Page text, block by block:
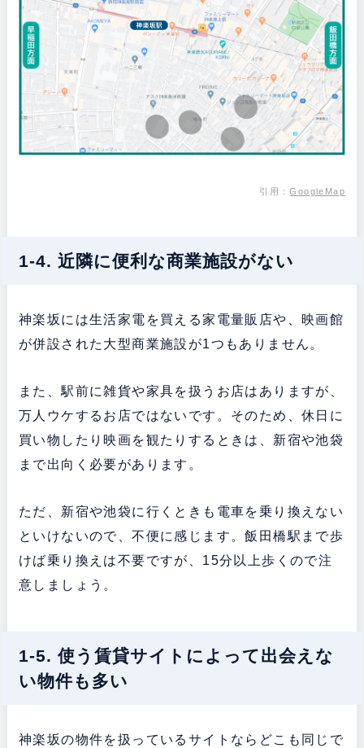
引用：GoogleMap
1-4. 近隣に便利な商業施設がない
神楽坂には生活家電を買える家電量販店や、映画館
が併設された大型商業施設が1つもありません。
また、駅前に雑貨や家具を扱うお店はありますが、
万人ウケするお店ではないです。そのため、休日に
買い物したり映画を観たりするときは、新宿や池袋
まで出向く必要があります。
ただ、新宿や池袋に行くときも電車を乗り換えない
といけないので、不便に感じます。飯田橋駅まで歩
けば乗り換えは不要ですが、15分以上歩くので注
意しましょう。
1-5. 使う賃貸サイトによって出会えな
い物件も多い
神楽坂の物件を扱っているサイトならどこも同じで